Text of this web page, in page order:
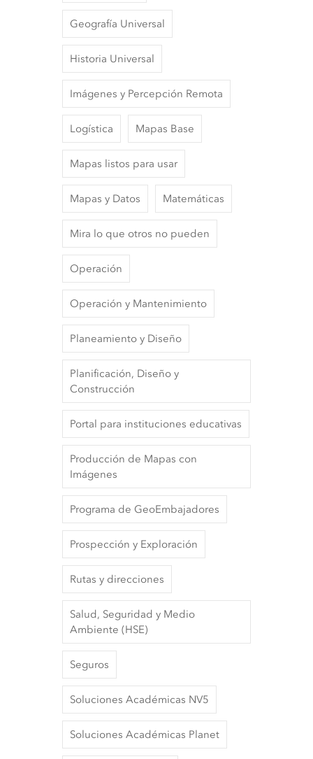
Geografía Universal
Historia Universal
Imágenes y Percepción Remota
Logística Mapas Base
Mapas listos para usar
Mapas y Datos Matemáticas
Mira lo que otros no pueden
Operación
Operación y Mantenimiento
Planeamiento y Diseño
Planificación, Diseño y
Construcción
Portal para instituciones educativas
Producción de Mapas con
Imágenes
Programa de GeoEmbajadores
Prospección y Exploración
Rutas y direcciones
Salud, Seguridad y Medio
Ambiente (HSE)
Seguros
Soluciones Académicas NV5
Soluciones Académicas Planet